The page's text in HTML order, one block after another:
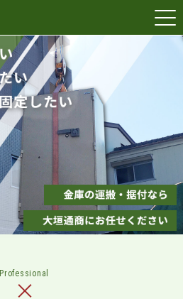
Professional